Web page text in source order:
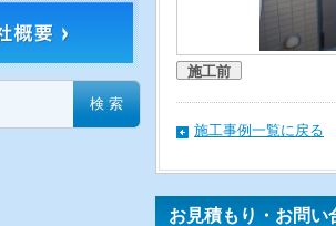
施工前
施工事例一覧に戻る
お見積もり・お問い